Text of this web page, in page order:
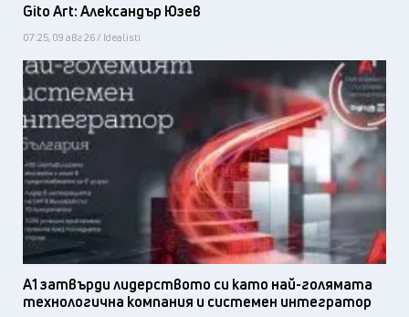
Gito Art: Александър Юзев
07:25, 09 авг 26 / Idealisti
А1 затвърди лидерството си като най-голямата
технологична компания и системен интегратор